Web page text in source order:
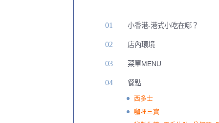
小香港-港式小吃在哪？
店內環境
菜單MENU
餐點
西多士
咖哩三寶